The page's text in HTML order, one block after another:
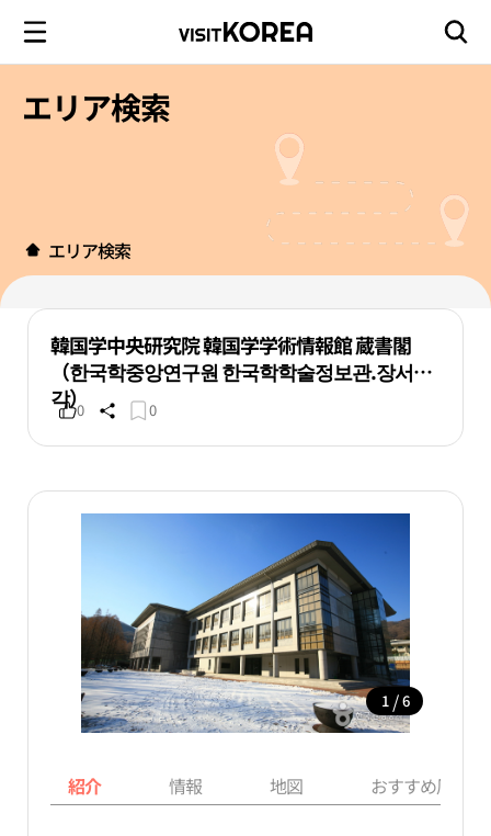
エリア検索
エリア検索
韓国学中央研究院 韓国学学術情報館 蔵書閣
（한국학중앙연구원 한국학학술정보관.장서
각）0 0
1 / 6
紹介 情報 地図 おすすめ周辺